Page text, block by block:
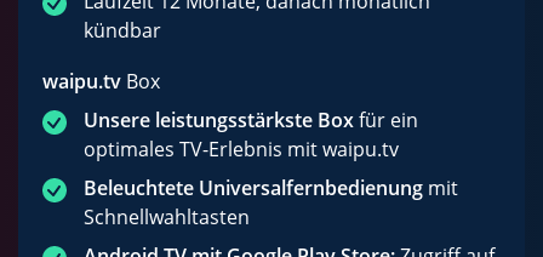
kündbar
waipu.tv Box
Unsere leistungsstärkste Boxfür ein
optimales TV-Erlebnis mit waipu.tv
Beleuchtete Universalfernbedienung mit
Schnellwahltasten